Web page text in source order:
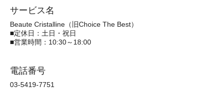
サービス名
Beaute Cristalline（旧Choice The Best）
■定休日：土日・祝日
■営業時間：10:30～18:00
電話番号
03-5419-7751